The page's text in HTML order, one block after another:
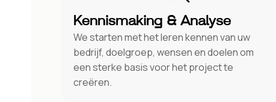
Kennismaking & Analyse
We starten met het leren kennen van uw
bedrijf, doelgroep, wensen en doelen om
een sterke basis voor het project te
creëren.